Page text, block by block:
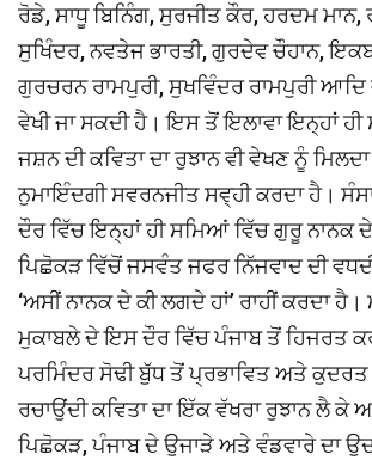
ਰੋਡੇ, ਸਾਧੂ ਬਿਨਿੰਗ, ਸੁਰਜੀਤ ਕੌਰ, ਹਰਦਮ ਮਾਨ,
ਸੁਖਿੰਦਰ, ਨਵਤੇਜ ਭਾਰਤੀ, ਗੁਰਦੇਵ ਚੌਹਾਨ,
ਗੁਰਚਰਨ ਰਾਮਪੁਰੀ, ਸੁਖਵਿੰਦਰ ਰਾਮਪੁਰੀ ਆਦਿ
ਵੇਖੀ ਜਾ ਸਕਦੀ ਹੈ। ਇਸ ਤੋਂ ਇਲਾਵਾ ਇਨ੍ਹਾਂ
ਜਸ਼ਨ ਦੀ ਕਵਿਤਾ ਦਾ ਰੁਝਾਨ ਵੀ ਵੇਖਣ ਨੂੰ
ਨੁਮਾਇੰਦਗੀ ਸਵਰਨਜੀਤ ਸਵ੍ਹੀ ਕਰਦਾ ਹੈ।
ਦੌਰ ਵਿੱਚ ਇਨ੍ਹਾਂ ਹੀ ਸਮਿਆਂ ਵਿੱਚ ਗੁਰੂ ਨਾਨਕ
ਪਿਛੋਕੜ ਵਿੱਚੋਂ ਜਸਵੰਤ ਜਫਰ ਨਿੱਜਵਾਦ ਦੀ
‘ਅਸੀਂ ਨਾਨਕ ਦੇ ਕੀ ਲਗਦੇ ਹਾਂ’ ਰਾਹੀਂ ਕਰਦਾ
ਮੁਕਾਬਲੇ ਦੇ ਇਸ ਦੌਰ ਵਿੱਚ ਪੰਜਾਬ ਤੋਂ ਹਿਜਰਤ
ਪਰਮਿੰਦਰ ਸੋਢੀ ਬੁੱਧ ਤੋਂ ਪ੍ਰਭਾਵਿਤ ਅਤੇ ਕੁਦਰਤ
ਰਚਾਉਂਦੀ ਕਵਿਤਾ ਦਾ ਇੱਕ ਵੱਖਰਾ ਰੁਝਾਨ ਲੈ ਕੇ
ਪਿਛੋਕੜ, ਪੰਜਾਬ ਦੇ ਉਜਾੜੇ ਅਤੇ ਵੰਡਵਾਰੇ ਦਾ